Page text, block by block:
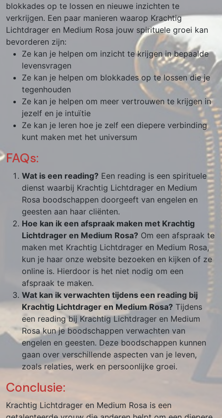
blokkades op te lossen en nieuwe inzichten te
verkrijgen. Een paar manieren waarop Krachtig
Lichtdrager en Medium Rosa jouw spirituele groei kan
bevorderen zijn:
Ze kan je helpen om inzicht te krijgen in bepaalde
levensvragen
Ze kan je helpen om blokkades op te lossen die je
tegenhouden
Ze kan je helpen om meer vertrouwen te krijgen in
jezelf en je intuïtie
Ze kan je leren hoe je zelf een diepere verbinding
kunt maken met het universum
FAQs:
Wat is een reading? Een reading is een spirituele
dienst waarbij Krachtig Lichtdrager en Medium
Rosa boodschappen doorgeeft van engelen en
geesten aan haar cliënten.
Hoe kan ik een afspraak maken met Krachtig
Lichtdrager en Medium Rosa? Om een afspraak te
maken met Krachtig Lichtdrager en Medium Rosa,
kun je haar onze website bezoeken en kijken of ze
online is. Hierdoor is het niet nodig om een
afspraak te maken.
Wat kan ik verwachten tijdens een reading bij
Krachtig Lichtdrager en Medium Rosa? Tijdens
een reading bij Krachtig Lichtdrager en Medium
Rosa kun je boodschappen verwachten van
engelen en geesten. Deze boodschappen kunnen
gaan over verschillende aspecten van je leven,
zoals relaties, werk en persoonlijke groei.
Conclusie:
Krachtig Lichtdrager en Medium Rosa is een